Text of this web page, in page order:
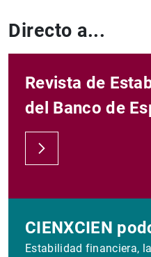
Directo a...
Revista de
del Banco de
CIENXCIEN
Estabilidad financiera,